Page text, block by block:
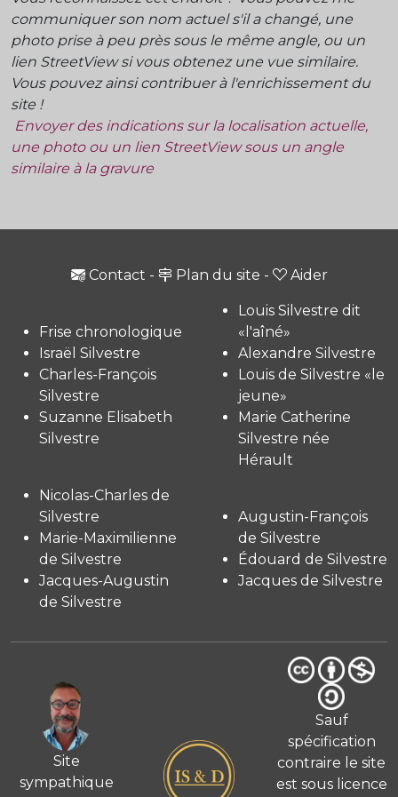
communiquer son nom actuel s'il a changé, une
photo prise à peu près sous le même angle, ou un
lien StreetView si vous obtenez une vue similaire.
Vous pouvez ainsi contribuer à l'enrichissement du
site !
Envoyer des indications sur la localisation actuelle,
une photo ou un lien StreetView sous un angle
similaire à la gravure
Contact - Plan du site - Aider
Frise chronologique
Israël Silvestre
Charles-François
Silvestre
Suzanne Elisabeth
Silvestre
Louis Silvestre dit
«l'aîné»
Alexandre Silvestre
Louis de Silvestre «le
jeune»
Marie Catherine
Silvestre née
Hérault
Nicolas-Charles de
Silvestre
Marie-Maximilienne
de Silvestre
Jacques-Augustin
de Silvestre
Augustin-François
de Silvestre
Édouard de Silvestre
Jacques de Silvestre
Site
sympathique
Sauf
spécification
contraire le site
est sous licence